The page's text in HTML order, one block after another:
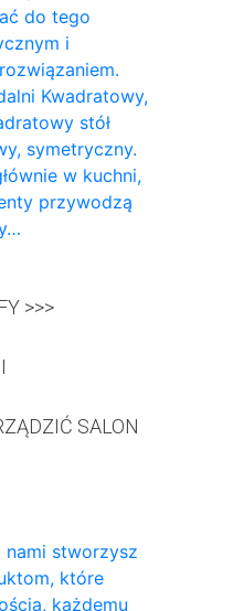
do tego
i
Kwadratowy,
stół
symetryczny.
w kuchni,
przywodzą
>>>
SALON
nami stworzysz
które
każdemu